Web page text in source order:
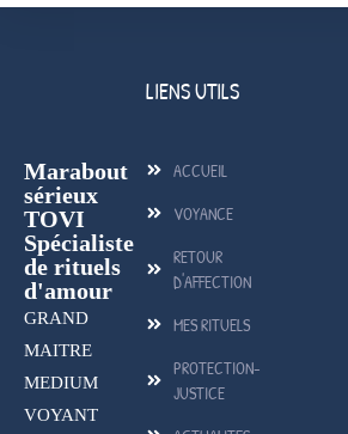
Marabout
sérieux
TOVI
Spécialiste
de rituels
d'amour
GRAND
MAITRE
MEDIUM
VOYANT
LIENS UTILS
ACCUEIL
VOYANCE
RETOUR
D'AFFECTION
MES RITUELS
PROTECTION-
JUSTICE